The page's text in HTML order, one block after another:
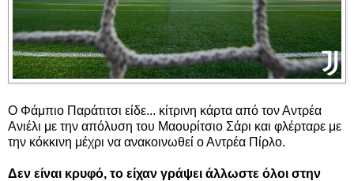
Ο Φάμπιο Παράτιτσι είδε... κίτρινη κάρτα από τον Αντρέα
Ανιέλι με την απόλυση του Μαουρίτσιο Σάρι και φλέρταρε με
την κόκκινη μέχρι να ανακοινωθεί ο Αντρέα Πίρλο.
Δεν είναι κρυφό, το είχαν γράψει άλλωστε όλοι στην